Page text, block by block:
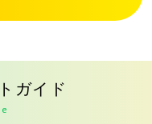
ガイド